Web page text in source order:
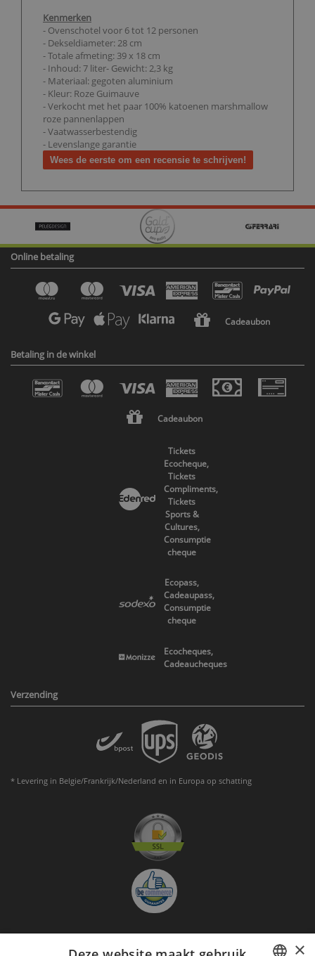
Kenmerken
- Ovenschotel voor 6 tot 12 personen
- Dekseldiameter: 28 cm
- Totale afmeting: 39 x 18 cm
- Inhoud: 7 liter- Gewicht: 2,3 kg
- Materiaal: gegoten aluminium
- Kleur: Roze Guimauve
- Verkocht met het paar 100% katoenen marshmallow
roze pannenlappen
- Vaatwasserbestendig
- Levenslange garantie
Wees de eerste om een recensie te schrijven!
Online betaling
Cadeaubon
Betaling in de winkel
Cadeaubon
Tickets
Ecocheque,
Tickets
Compliments,
Tickets
Sports &
Cultures,
Consumptie
cheque
Ecopass,
Cadeaupass,
Consumptie
cheque
Ecocheques,
Cadeaucheques
Verzending
* Levering in Belgie/Frankrijk/Nederland en in Europa op schatting
×